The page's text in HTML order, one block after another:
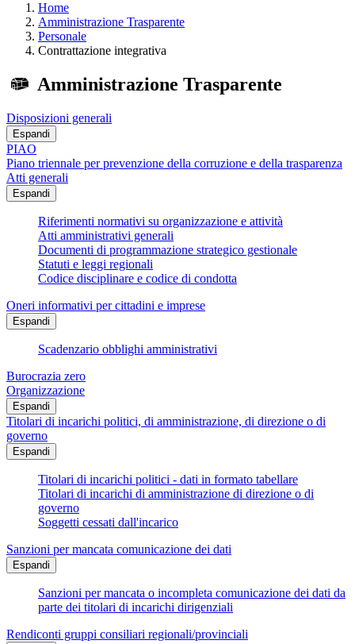
Home
Amministrazione Trasparente
Personale
Contrattazione integrativa
Amministrazione Trasparente
Disposizioni generali
Espandi
PIAO
Piano triennale per prevenzione della corruzione e della trasparenza
Atti generali
Espandi
Riferimenti normativi su organizzazione e attività
Atti amministrativi generali
Documenti di programmazione strategico gestionale
Statuti e leggi regionali
Codice disciplinare e codice di condotta
Oneri informativi per cittadini e imprese
Espandi
Scadenzario obblighi amministrativi
Burocrazia zero
Organizzazione
Espandi
Titolari di incarichi politici, di amministrazione, di direzione o di
governo
Espandi
Titolari di incarichi politici - dati in formato tabellare
Titolari di incarichi di amministrazione di direzione o di
governo
Soggetti cessati dall'incarico
Sanzioni per mancata comunicazione dei dati
Espandi
Sanzioni per mancata o incompleta comunicazione dei dati da
parte dei titolari di incarichi dirigenziali
Rendiconti gruppi consiliari regionali/provinciali